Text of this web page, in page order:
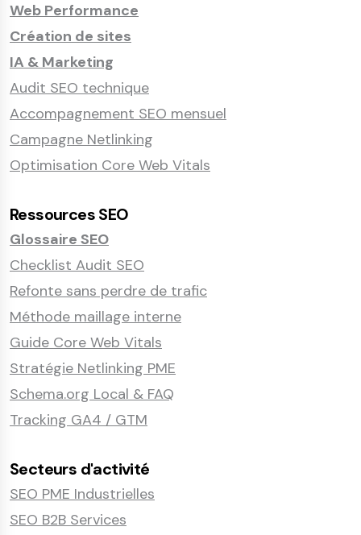
Web Performance
Création de sites
IA & Marketing
Audit SEO technique
Accompagnement SEO mensuel
Campagne Netlinking
Optimisation Core Web Vitals
Ressources SEO
Glossaire SEO
Checklist Audit SEO
Refonte sans perdre de trafic
Méthode maillage interne
Guide Core Web Vitals
Stratégie Netlinking PME
Schema.org Local & FAQ
Tracking GA4 / GTM
Secteurs d'activité
SEO PME Industrielles
SEO B2B Services